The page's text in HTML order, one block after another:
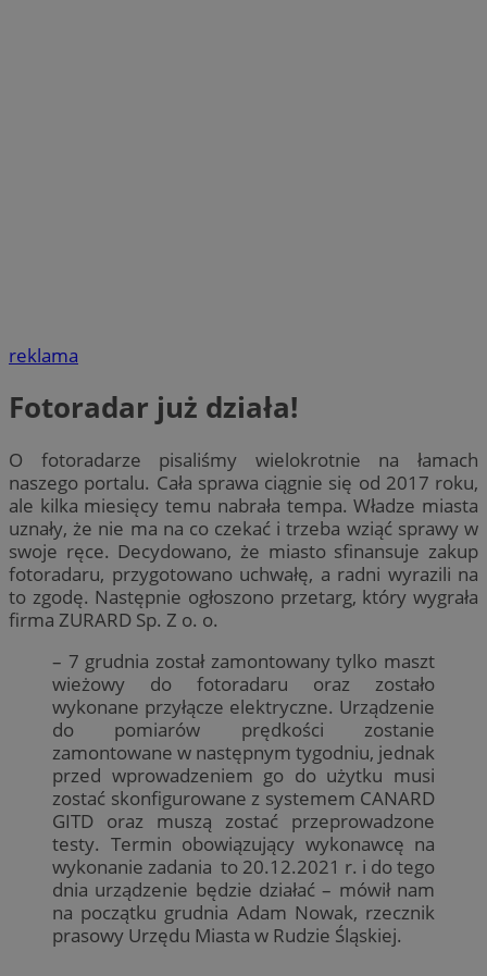
reklama
Fotoradar już działa!
O fotoradarze pisaliśmy wielokrotnie na łamach
naszego portalu. Cała sprawa ciągnie się od 2017 roku,
ale kilka miesięcy temu nabrała tempa. Władze miasta
uznały, że nie ma na co czekać i trzeba wziąć sprawy w
swoje ręce. Decydowano, że miasto sfinansuje zakup
fotoradaru, przygotowano uchwałę, a radni wyrazili na
to zgodę. Następnie ogłoszono przetarg, który wygrała
firma ZURARD Sp. Z o. o.
– 7 grudnia został zamontowany tylko maszt
wieżowy do fotoradaru oraz zostało
wykonane przyłącze elektryczne. Urządzenie
do pomiarów prędkości zostanie
zamontowane w następnym tygodniu, jednak
przed wprowadzeniem go do użytku musi
zostać skonfigurowane z systemem CANARD
GITD oraz muszą zostać przeprowadzone
testy. Termin obowiązujący wykonawcę na
wykonanie zadania to 20.12.2021 r. i do tego
dnia urządzenie będzie działać – mówił nam
na początku grudnia Adam Nowak, rzecznik
prasowy Urzędu Miasta w Rudzie Śląskiej.